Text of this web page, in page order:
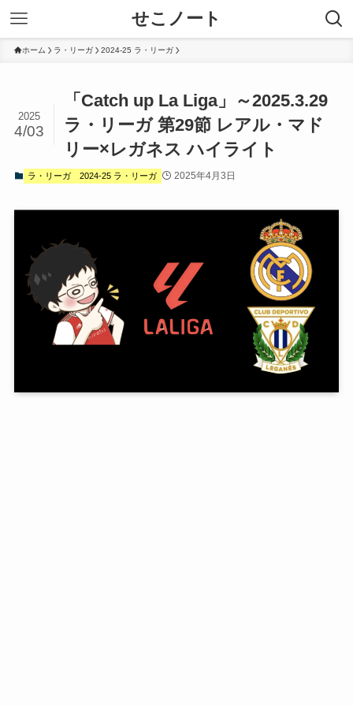
せこノート
ホーム ラ・リーガ 2024-25 ラ・リーガ
「Catch up La Liga」～2025.3.29
ラ・リーガ 第29節 レアル・マド
リー×レガネス ハイライト
2025
4/03
ラ・リーガ 2024-25 ラ・リーガ 2025年4月3日